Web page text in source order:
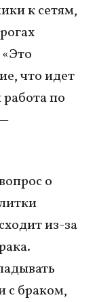
к сетям,
что идет
по
о
из-за
с браком,